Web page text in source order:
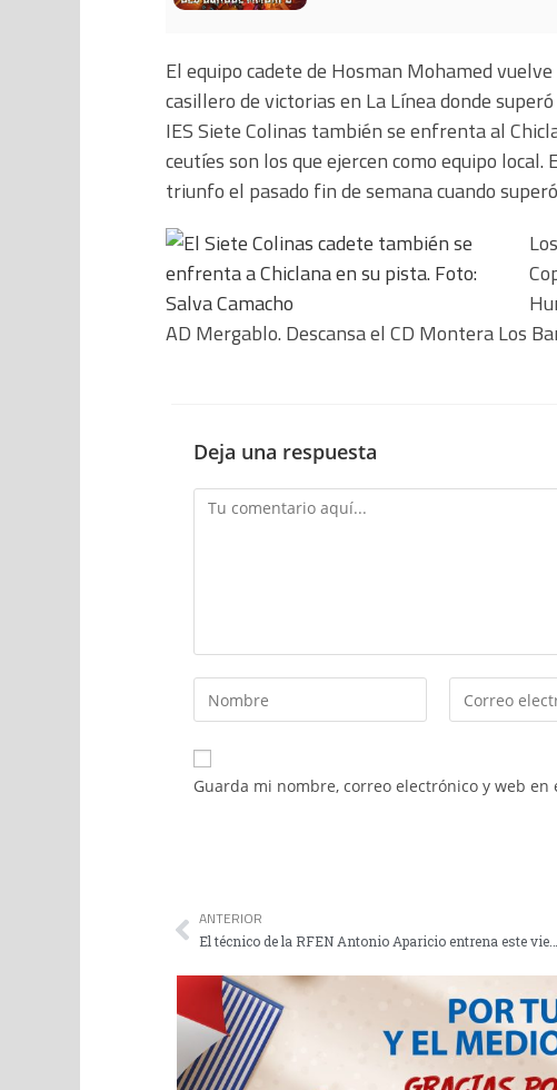
El equipo cadete de Hosman Mohamed
casillero de victorias en La Línea donde
IES Siete Colinas también se enfrenta al
ceutíes son los que ejercen como equipo
triunfo el pasado fin de semana cuando
AD Mergablo. Descansa el CD Montera Los
Deja una respuesta
Guarda mi nombre, correo electrónico y web
ANTERIOR
El técnico de la RFEN Antonio Aparicio entrena este viernes a los cadetes del Caballa